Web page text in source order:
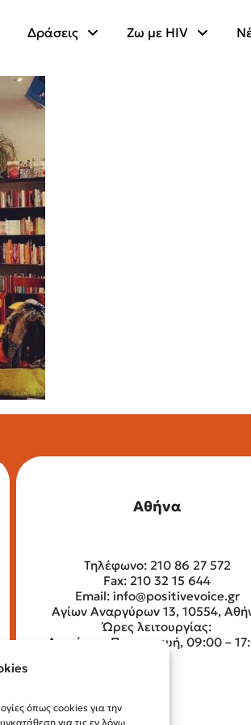
όπως cookies για την
για τις εν λόγω
Δράσεις Ζω με HIV
Αθήνα
Τηλέφωνο: 210 86 27 572
Fax: 210 32 15 644
Email: info@positivevoice.gr
Αγίων Αναργύρων 13, 10554,
Ώρες λειτουργίας:
Δευτέρα – Παρασκευή, 09:00 –